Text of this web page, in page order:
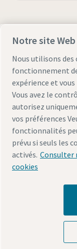
Mentions légales
Gérer les cookies
© 2026 Atlas Copco
Découvrez
œuvre une
Visitez le site
Notre site
Nous utilisons
fonctionnement
expérience et
Vous avez le
autorisez
vos préférences
fonctionnalités
prévu si seuls les
activés. Consulter
cookies